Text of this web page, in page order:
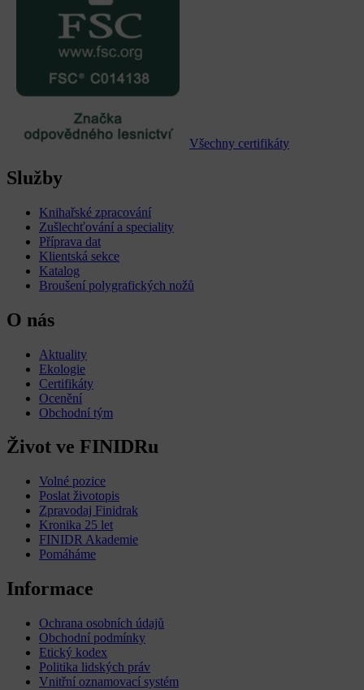
Všechny certifikáty
Služby
Knihařské zpracování
Zušlechťování a speciality
Příprava dat
Klientská sekce
Katalog
Broušení polygrafických nožů
O nás
Aktuality
Ekologie
Certifikáty
Ocenění
Obchodní tým
Život ve FINIDRu
Volné pozice
Poslat životopis
Zpravodaj Finidrak
Kronika 25 let
FINIDR Akademie
Pomáháme
Informace
Ochrana osobních údajů
Obchodní podmínky
Etický kodex
Politika lidských práv
Vnitřní oznamovací systém